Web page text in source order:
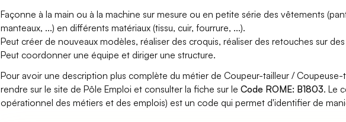
Façonne à la main ou à la machine sur mesure ou en petite série des vêtements
manteaux, ...) en différents matériaux (tissu, cuir, fourrure, ...).
Peut créer de nouveaux modèles, réaliser des croquis, réaliser des retouches sur
Peut coordonner une équipe et diriger une structure.
Pour avoir une description plus complète du métier de Coupeur-tailleur / Coupeuse-
rendre sur le site de Pôle Emploi et consulter la fiche sur leCode ROME: B1803. Le
opérationnel des métiers et des emplois) est un code qui permet d'identifier de